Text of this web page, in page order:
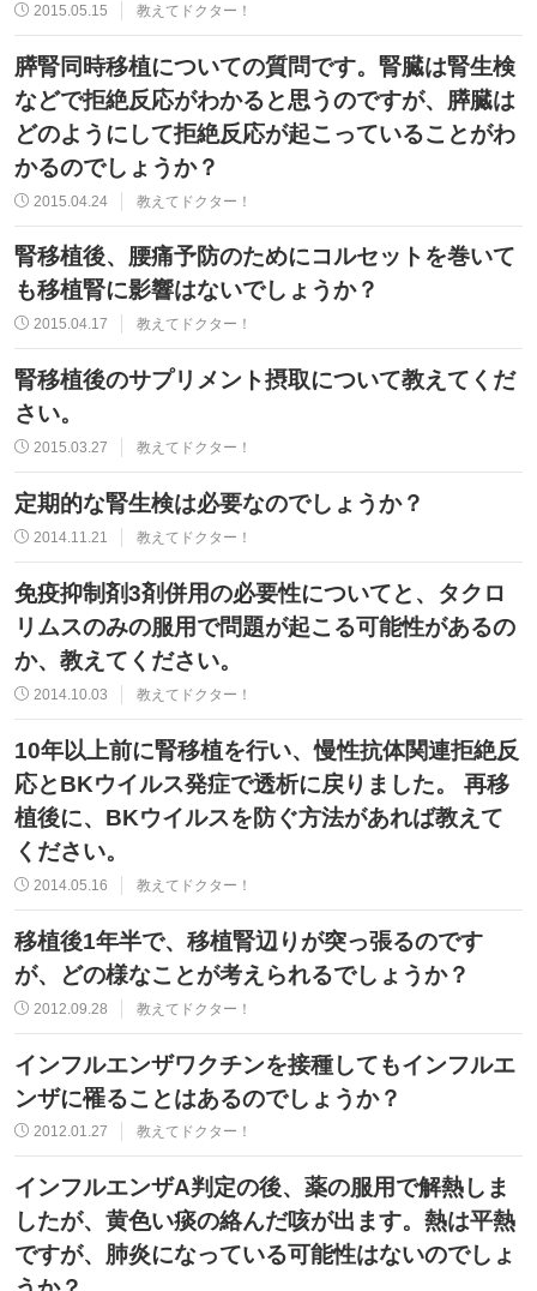
2015.05.15 教えてドクター！
膵腎同時移植についての質問です。腎臓は腎生検
などで拒絶反応がわかると思うのですが、膵臓は
どのようにして拒絶反応が起こっていることがわ
かるのでしょうか？
2015.04.24 教えてドクター！
腎移植後、腰痛予防のためにコルセットを巻いて
も移植腎に影響はないでしょうか？
2015.04.17 教えてドクター！
腎移植後のサプリメント摂取について教えてくだ
さい。
2015.03.27 教えてドクター！
定期的な腎生検は必要なのでしょうか？
2014.11.21 教えてドクター！
免疫抑制剤3剤併用の必要性についてと、タクロ
リムスのみの服用で問題が起こる可能性があるの
か、教えてください。
2014.10.03 教えてドクター！
10年以上前に腎移植を行い、慢性抗体関連拒絶反
応とBKウイルス発症で透析に戻りました。 再移
植後に、BKウイルスを防ぐ方法があれば教えて
ください。
2014.05.16 教えてドクター！
移植後1年半で、移植腎辺りが突っ張るのです
が、どの様なことが考えられるでしょうか？
2012.09.28 教えてドクター！
インフルエンザワクチンを接種してもインフルエ
ンザに罹ることはあるのでしょうか？
2012.01.27 教えてドクター！
インフルエンザA判定の後、薬の服用で解熱しま
したが、黄色い痰の絡んだ咳が出ます。熱は平熱
ですが、肺炎になっている可能性はないのでしょ